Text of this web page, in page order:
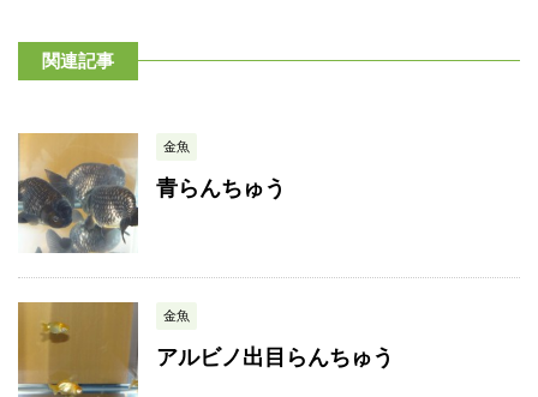
関連記事
金魚
青らんちゅう
金魚
アルビノ出目らんちゅう